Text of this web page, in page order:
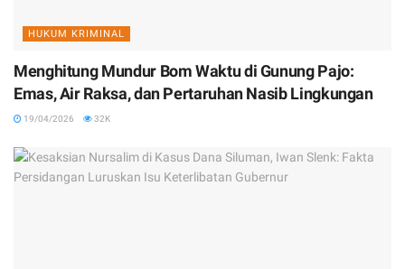
HUKUM KRIMINAL
Menghitung Mundur Bom Waktu di Gunung Pajo:
Emas, Air Raksa, dan Pertaruhan Nasib Lingkungan
19/04/2026 32K